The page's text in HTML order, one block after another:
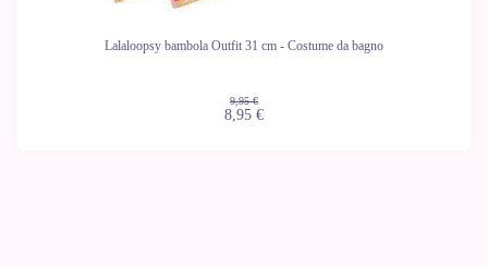
Lalaloopsy bambola Outfit 31 cm - Costume da bagno
9,95 €
8,95 €